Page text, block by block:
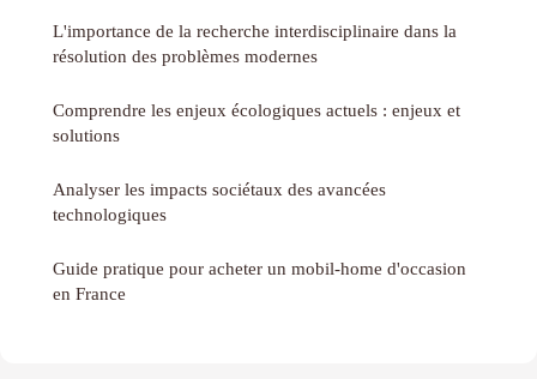
L'importance de la recherche interdisciplinaire dans la
résolution des problèmes modernes
Comprendre les enjeux écologiques actuels : enjeux et
solutions
Analyser les impacts sociétaux des avancées
technologiques
Guide pratique pour acheter un mobil-home d'occasion
en France